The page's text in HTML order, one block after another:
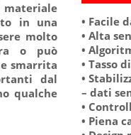
in una
molto
o può
smarrita
dal
qualche
• Facile
• Alta
•
• Tasso
•
– dati
•
• Piena